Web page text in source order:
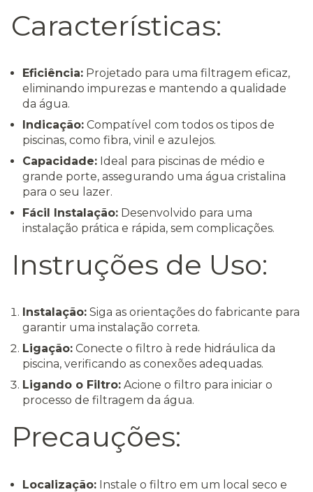
Características:
Eficiência: Projetado para uma filtragem eficaz,
eliminando impurezas e mantendo a qualidade
da água.
Indicação: Compatível com todos os tipos de
piscinas, como fibra, vinil e azulejos.
Capacidade: Ideal para piscinas de médio e
grande porte, assegurando uma água cristalina
para o seu lazer.
Fácil Instalação: Desenvolvido para uma
instalação prática e rápida, sem complicações.
Instruções de Uso:
Instalação: Siga as orientações do fabricante para
garantir uma instalação correta.
Ligação: Conecte o filtro à rede hidráulica da
piscina, verificando as conexões adequadas.
Ligando o Filtro: Acione o filtro para iniciar o
processo de filtragem da água.
Precauções:
Localização: Instale o filtro em um local seco e